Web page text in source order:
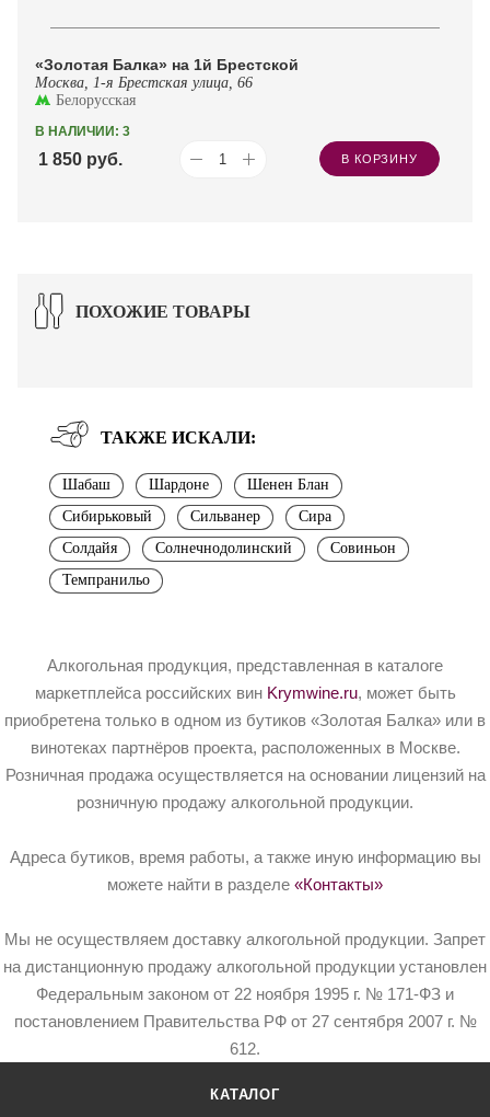
«Золотая Балка» на 1й Брестской
Москва, 1-я Брестская улица, 66
Белорусская
В НАЛИЧИИ: 3
1 850 руб. В КОРЗИНУ
ПОХОЖИЕ ТОВАРЫ
ТАКЖЕ ИСКАЛИ:
Шабаш Шардоне
Шенен Блан
Сибирьковый
Сильванер
Сира
Солдайя
Солнечнодолинский
Совиньон
Темпранильо
Алкогольная продукция, представленная в каталоге
маркетплейса российских вин Krymwine.ru, может быть
приобретена только в одном из бутиков «Золотая Балка» или в
винотеках партнёров проекта, расположенных в Москве.
Розничная продажа осуществляется на основании лицензий на
розничную продажу алкогольной продукции.
Адреса бутиков, время работы, а также иную информацию вы
можете найти в разделе «Контакты»
Мы не осуществляем доставку алкогольной продукции. Запрет
на дистанционную продажу алкогольной продукции установлен
Федеральным законом от 22 ноября 1995 г. № 171-ФЗ и
постановлением Правительства РФ от 27 сентября 2007 г. №
612.
КАТАЛОГ